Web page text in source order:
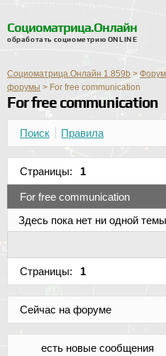
Социоматрица.Онлайн
обработать социометрию ONLINE
Отзывы
Новости
Контактная информация
Социоматрица.Онлайн 1.859b > Форум
форумы > For free communication
For free communication
Поиск Правила
Страницы: 1
For free communication
Здесь пока нет ни одной
Страницы: 1
Сейчас на форуме
есть новые сообщения